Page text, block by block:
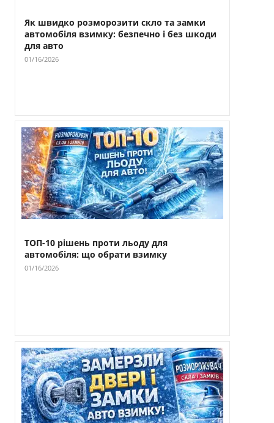
Як швидко розморозити скло та замки
автомобіля взимку: безпечно і без шкоди
для авто
01/16/2026
ТОП-10 рішень проти льоду для
автомобіля: що обрати взимку
01/16/2026